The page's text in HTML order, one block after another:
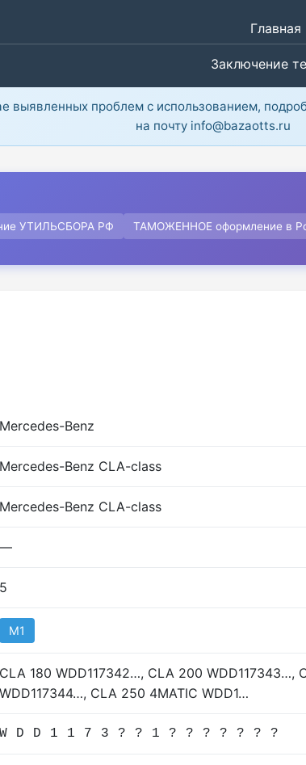
Главная
Заключение
выявленных проблем с использованием,
на почту info@bazaotts.ru
УТИЛЬСБОРА РФ ТАМОЖЕННОЕ оформление в
Mercedes-Benz
Mercedes-Benz CLA-class
Mercedes-Benz CLA-class
―
5
M1
CLA 180 WDD117342…, CLA 200 WDD117343…,
WDD117344…, CLA 250 4MATIC WDD1…
W D D 1 1 7 3 ? ? 1 ? ? ? ? ? ? ?